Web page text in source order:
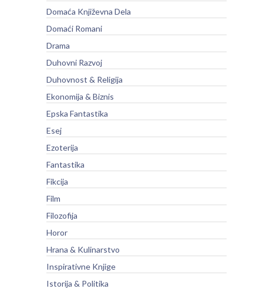
Domaća Književna Dela
Domaći Romani
Drama
Duhovni Razvoj
Duhovnost & Religija
Ekonomija & Biznis
Epska Fantastika
Esej
Ezoterija
Fantastika
Fikcija
Film
Filozofija
Horor
Hrana & Kulinarstvo
Inspirativne Knjige
Istorija & Politika